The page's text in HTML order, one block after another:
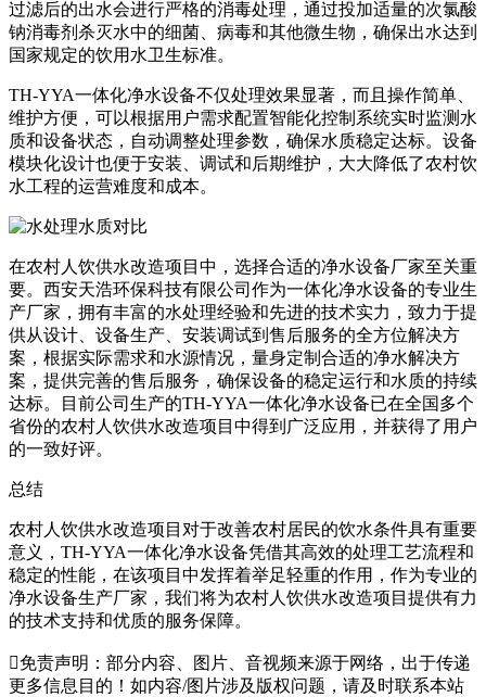
过滤后的出水会进行严格的消毒处理，通过投加适量的次氯酸
钠消毒剂杀灭水中的细菌、病毒和其他微生物，确保出水达到
国家规定的饮用水卫生标准。
TH-YYA一体化净水设备不仅处理效果显著，而且操作简单、
维护方便，可以根据用户需求配置智能化控制系统实时监测水
质和设备状态，自动调整处理参数，确保水质稳定达标。设备
模块化设计也便于安装、调试和后期维护，大大降低了农村饮
水工程的运营难度和成本。
在农村人饮供水改造项目中，选择合适的净水设备厂家至关重
要。西安天浩环保科技有限公司作为一体化净水设备的专业生
产厂家，拥有丰富的水处理经验和先进的技术实力，致力于提
供从设计、设备生产、安装调试到售后服务的全方位解决方
案，根据实际需求和水源情况，量身定制合适的净水解决方
案，提供完善的售后服务，确保设备的稳定运行和水质的持续
达标。目前公司生产的TH-YYA一体化净水设备已在全国多个
省份的农村人饮供水改造项目中得到广泛应用，并获得了用户
的一致好评。
总结
农村人饮供水改造项目对于改善农村居民的饮水条件具有重要
意义，TH-YYA一体化净水设备凭借其高效的处理工艺流程和
稳定的性能，在该项目中发挥着举足轻重的作用，作为专业的
净水设备生产厂家，我们将为农村人饮供水改造项目提供有力
的技术支持和优质的服务保障。
免责声明：部分内容、图片、音视频来源于网络，出于传递
更多信息目的！如内容/图片涉及版权问题，请及时联系本站